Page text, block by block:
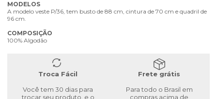
MODELOS
A modelo veste P/36, tem busto de 88 cm, cintura de 70 cm e quadril de
96 cm.
COMPOSIÇÃO
100% Algodão
Troca Fácil
Você tem 30 dias para
trocar seu produto, e o
Frete grátis
Para todo o Brasil em
compras acima de